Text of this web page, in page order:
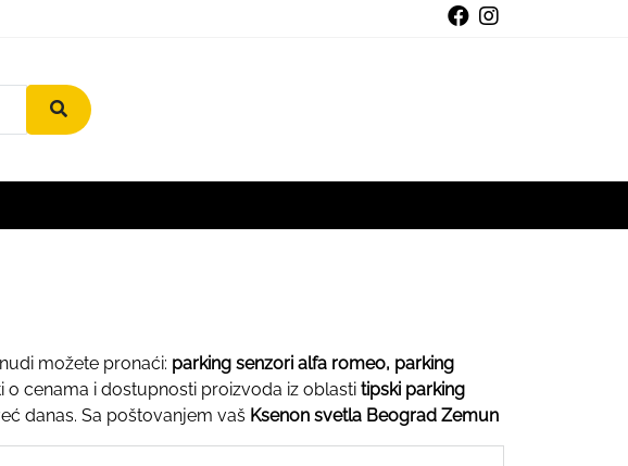
možete pronaći: parking senzori alfa romeo, parking
o cenama i dostupnosti proizvoda iz oblasti tipski parking
danas. Sa poštovanjem vaš Ksenon svetla Beograd Zemun